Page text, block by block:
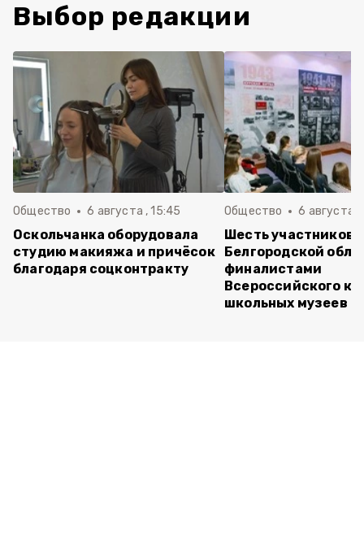
Выбор редакции
Общество 6 августа , 15:45
Оскольчанка оборудовала
студию макияжа и причёсок
благодаря соцконтракту
Общество 6 августа ,
Шесть участников
Белгородской
финалистами
Всероссийского
школьных музеев